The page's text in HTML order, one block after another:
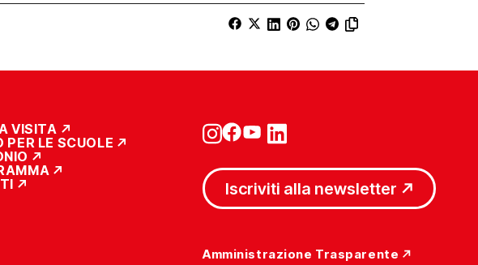
VISITA
PER LE SCUOLE
Iscriviti alla newsletter
Amministrazione Trasparente